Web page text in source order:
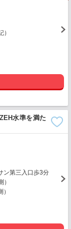
水準を満た
ン第三入口歩3分